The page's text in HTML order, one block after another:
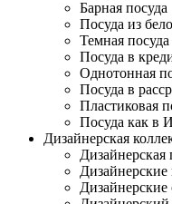
Барная посуда
Посуда из
Темная посуда
Посуда в
Однотонная
Посуда в
Пластиковая
Посуда как в
Дизайнерская
Дизайнерская
Дизайнерские
Дизайнерские